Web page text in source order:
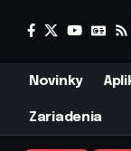
Novinky
Zariadenia